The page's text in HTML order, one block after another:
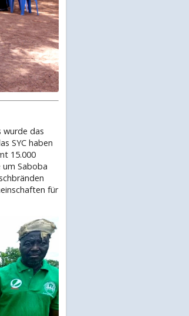
wurde das
SYC haben
15.000
Saboba
für